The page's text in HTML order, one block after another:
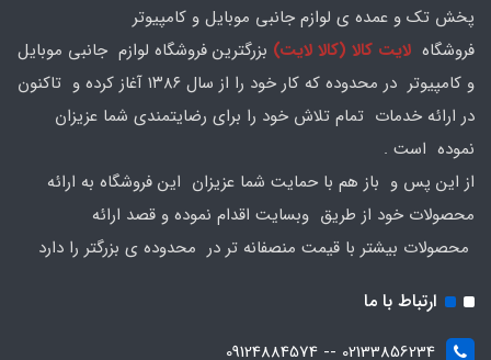
پخش تک و عمده ی لوازم جانبی موبایل و کامپیوتر
فروشگاه لایت کالا (کالا لایت) بزرگترین فروشگاه لوازم جانبی موبایل
و کامپیوتر در محدوده که کار خود را از سال ۱۳۸۶ آغاز کرده و تاکنون
در ارائه خدمات تمام تلاش خود را برای رضایتمندی شما عزیزان
نموده است .
از این پس و باز هم با حمایت شما عزیزان این فروشگاه به ارائه
محصولات خود از طریق وبسایت اقدام نموده و قصد ارائه
محصولات بیشتر با قیمت منصفانه تر در محدوده ی بزرگتر را دارد
ارتباط با ما
02133856234 -- 09124884574